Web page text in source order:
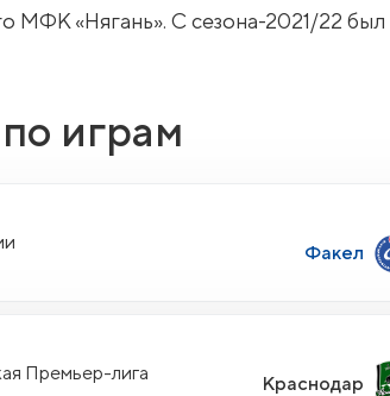
МФК «Нягань». С сезона-2021/22 был
играм
Факел
Премьер-лига Краснодар